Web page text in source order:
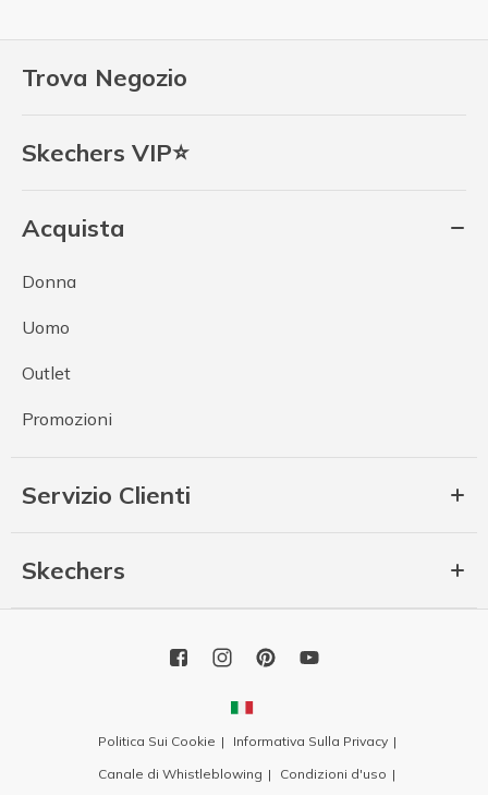
Trova Negozio
Skechers VIP⭐
Acquista
Donna
Uomo
Outlet
Promozioni
Servizio Clienti
Skechers
Politica Sui Cookie
Informativa Sulla Privacy
Canale di Whistleblowing
Condizioni d'uso